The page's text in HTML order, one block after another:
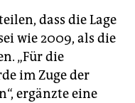
dass die Lage
wie 2009, als die
„Für die
im Zuge der
ergänzte eine